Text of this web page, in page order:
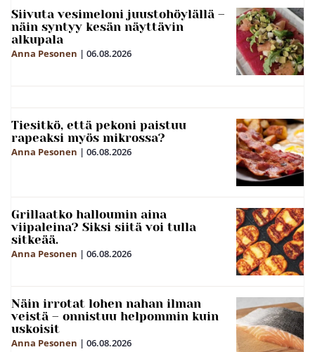
Siivuta vesimeloni juustohöylällä –
näin syntyy kesän näyttävin
alkupala
Anna Pesonen | 06.08.2026
Tiesitkö, että pekoni paistuu
rapeaksi myös mikrossa?
Anna Pesonen | 06.08.2026
Grillaatko halloumin aina
viipaleina? Siksi siitä voi tulla
sitkeää.
Anna Pesonen | 06.08.2026
Näin irrotat lohen nahan ilman
veistä – onnistuu helpommin kuin
uskoisit
Anna Pesonen | 06.08.2026